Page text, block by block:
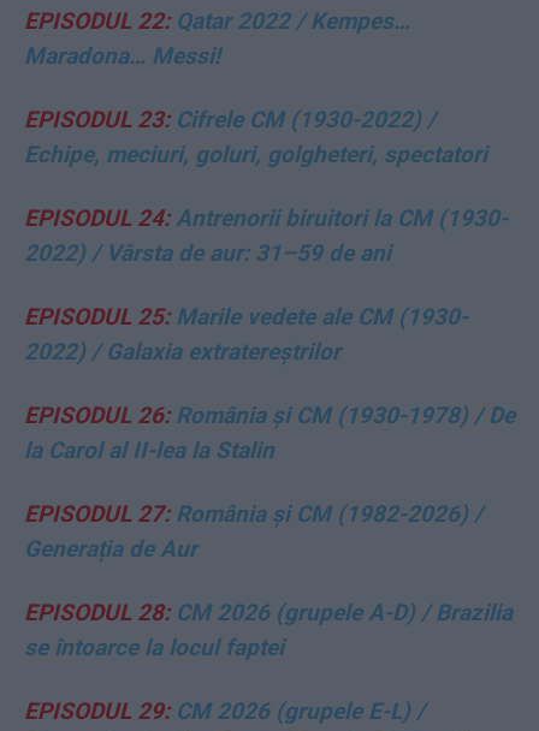
EPISODUL 22:Qatar 2022 / Kempes…
Maradona… Messi!
EPISODUL 23:Cifrele CM (1930-2022) /
Echipe, meciuri, goluri, golgheteri, spectatori
EPISODUL 24:Antrenorii biruitori la CM (1930-
2022) / Vârsta de aur: 31–59 de ani
EPISODUL 25:Marile vedete ale CM (1930-
2022) / Galaxia extratereștrilor
EPISODUL 26:România și CM (1930-1978) / De
la Carol al II-lea la Stalin
EPISODUL 27:România și CM (1982-2026) /
Generația de Aur
EPISODUL 28:CM 2026 (grupele A-D) / Brazilia
se întoarce la locul faptei
EPISODUL 29:CM 2026 (grupele E-L) /